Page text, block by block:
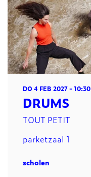
DRUMS
TOUT PETIT
DO 4 FEB 2027- 10:30
parketzaal 1
scholen